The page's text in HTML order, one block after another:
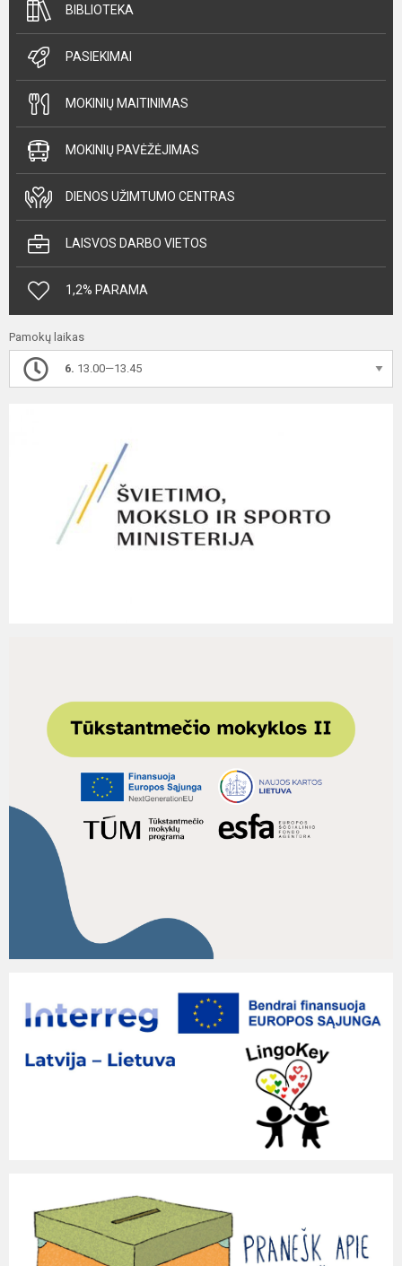
BIBLIOTEKA
PASIEKIMAI
MOKINIŲ MAITINIMAS
MOKINIŲ PAVĖŽĖJIMAS
DIENOS UŽIMTUMO CENTRAS
LAISVOS DARBO VIETOS
1,2% PARAMA
Pamokų laikas
6. 13.00—13.45